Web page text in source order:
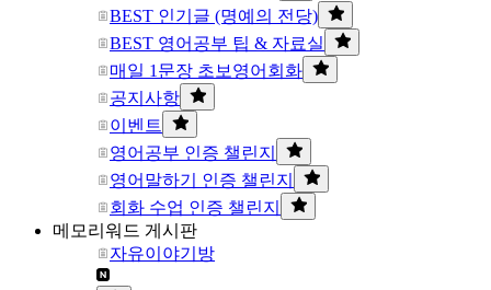
BEST 인기글 (명예의 전당)
BEST 영어공부 팁 & 자료실
매일 1문장 초보영어회화
공지사항
이벤트
영어공부 인증 챌린지
영어말하기 인증 챌린지
회화 수업 인증 챌린지
메모리워드 게시판
자유이야기방